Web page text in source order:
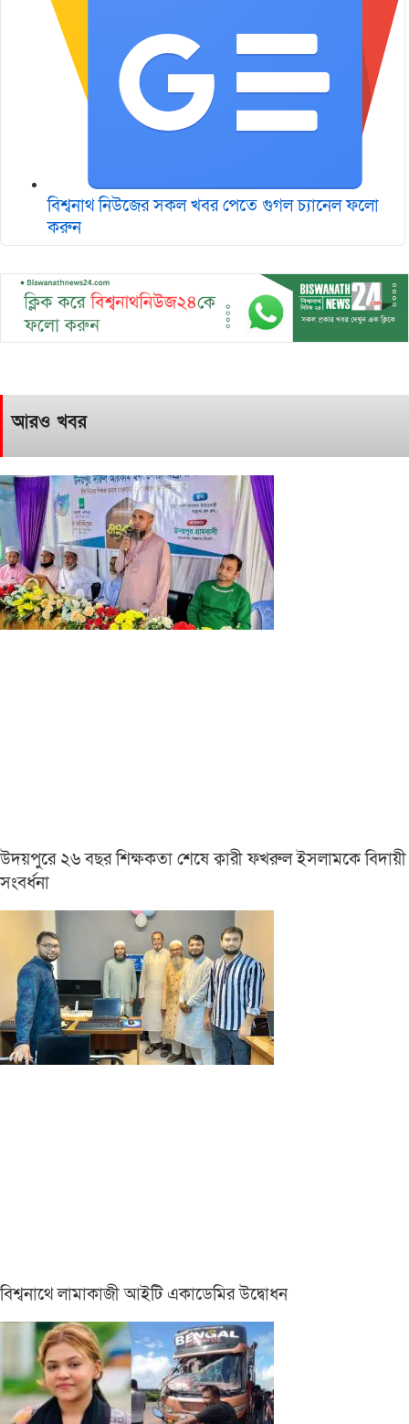
বিশ্বনাথ নিউজের সকল খবর পেতে গুগল চ‌্যানেল ফলো
করুন
আরও খবর
উদয়পুরে ২৬ বছর শিক্ষকতা শেষে ক্বারী ফখরুল ইসলামকে বিদায়ী
সংবর্ধনা
বিশ্বনাথে লামাকাজী আইটি একাডেমির উদ্বোধন